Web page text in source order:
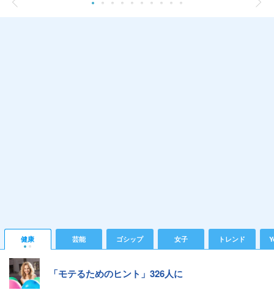
健康 芸能 ゴシップ 女子 トレンド
「モテるためのヒント」326人に